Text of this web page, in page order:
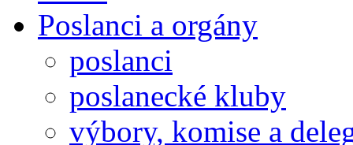
Poslanci a orgány
poslanci
poslanecké kluby
výbory, komise a